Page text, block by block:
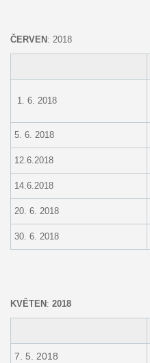
ČERVEN: 2018
1. 6. 2018
5. 6. 2018
12.6.2018
14.6.2018
20. 6. 2018
30. 6. 2018
KVĚTEN: 2018
7. 5. 2018